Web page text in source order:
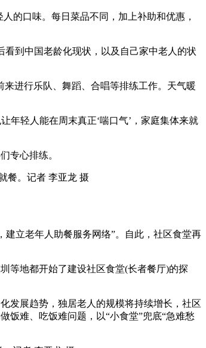
的口味。每日菜品不同，加上补助和优惠，
到中国老龄化现状，以及自己家中老人的状
进行乐队、舞蹈、合唱等排练工作。天气暖
轻人能在周末真正‘喘口气’，家庭集体来就
专心排练。
立老年人助餐服务网络”。自此，社区食堂再
等地都开始了建设社区食堂(长者餐厅)的探
展趋势，独居老人的规模将持续增长，社区
饭难、吃饭难问题，以“小食堂”兜底“急难愁